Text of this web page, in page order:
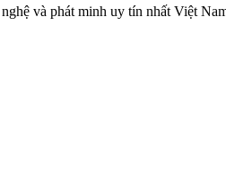
và phát minh uy tín nhất Việt